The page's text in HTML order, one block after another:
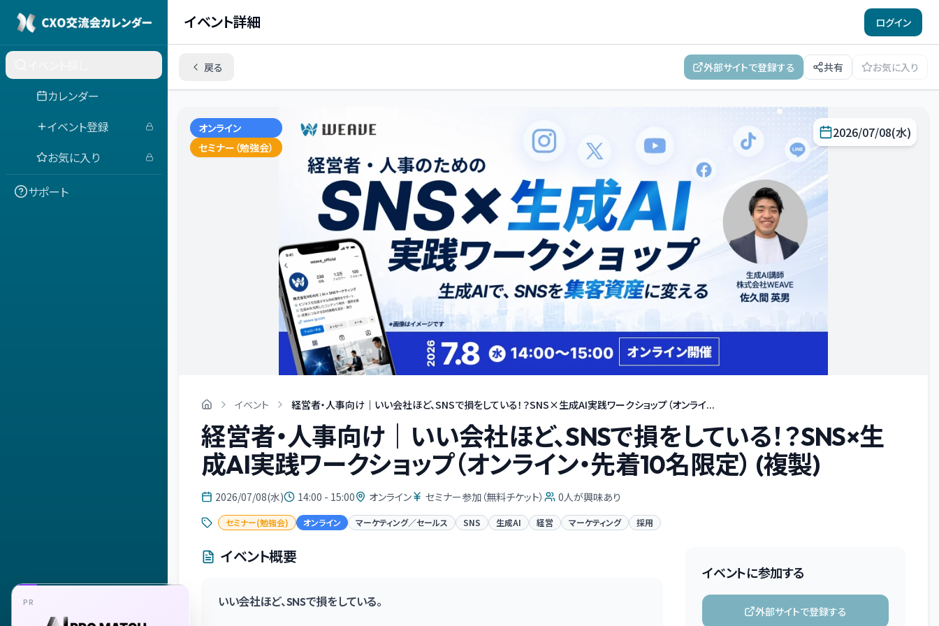
カレンダー
イベント登録
お気に入り
サポート
イベント詳細 ログイン
戻る 外部サイトで登録する 共有 お気に入り
オンライン
セミナー（勉強会）
2026/07/08(水)
イベント 経営者・人事向け｜いい会社ほど、SNSで損をしている！？SNS×生成AI実践ワークショップ（オンライ...
経営者・人事向け｜いい会社ほど、SNSで損をしている！？SNS×生
成AI実践ワークショップ（オンライン・先着10名限定） (複製)
2026/07/08(水) 14:00 - 15:00 オンライン セミナー参加（無料チケット） 0人が興味あり
セミナー(勉強会) オンライン マーケティング／セールス SNS 生成AI 経営 マーケティング 採用
イベント概要
いい会社ほど、SNSで損をしている。
イベントに参加する
外部サイトで登録する
PR